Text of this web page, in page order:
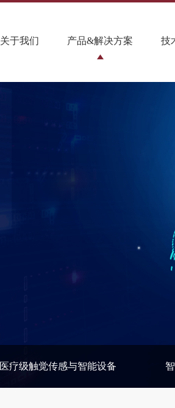
关于我们 产品&解决方案 技
医疗级触觉传感与智能设备